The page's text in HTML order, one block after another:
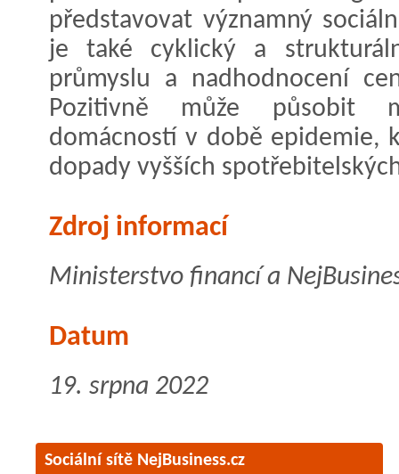
představovat významný
je také cyklický a
průmyslu a nadhodnocení
Pozitivně může působit
domácností v době
dopady vyšších
Zdroj informací
Ministerstvo financí a
Datum
19. srpna 2022
Sociální sítě NejBusiness.cz